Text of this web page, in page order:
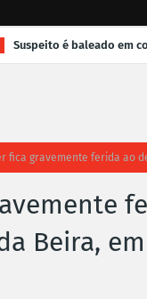
Suspeito é baleado em
fica gravemente ferida ao
Beira,